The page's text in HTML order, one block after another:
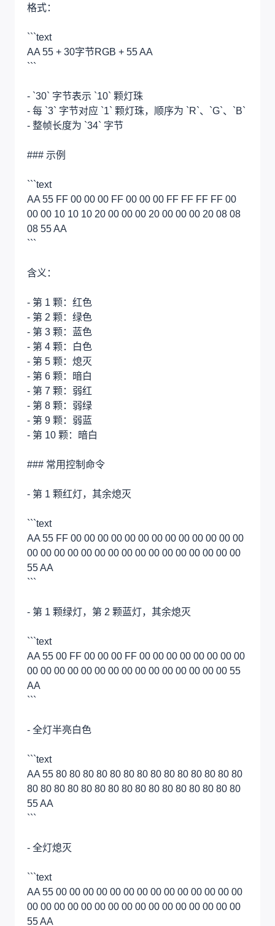
格式：
```text
AA 55 + 30字节RGB + 55 AA
```
- `30` 字节表示 `10` 颗灯珠
- 每 `3` 字节对应 `1` 颗灯珠，顺序为 `R`、`G`、`B`
- 整帧长度为 `34` 字节
### 示例
```text
AA 55 FF 00 00 00 FF 00 00 00 FF FF FF FF 00
00 00 10 10 10 20 00 00 00 20 00 00 00 20 08 08
08 55 AA
```
含义：
- 第 1 颗：红色
- 第 2 颗：绿色
- 第 3 颗：蓝色
- 第 4 颗：白色
- 第 5 颗：熄灭
- 第 6 颗：暗白
- 第 7 颗：弱红
- 第 8 颗：弱绿
- 第 9 颗：弱蓝
- 第 10 颗：暗白
### 常用控制命令
- 第 1 颗红灯，其余熄灭
```text
AA 55 FF 00 00 00 00 00 00 00 00 00 00 00 00 00
00 00 00 00 00 00 00 00 00 00 00 00 00 00 00 00
55 AA
```
- 第 1 颗绿灯，第 2 颗蓝灯，其余熄灭
```text
AA 55 00 FF 00 00 00 FF 00 00 00 00 00 00 00 00
00 00 00 00 00 00 00 00 00 00 00 00 00 00 00 55
AA
```
- 全灯半亮白色
```text
AA 55 80 80 80 80 80 80 80 80 80 80 80 80 80 80
80 80 80 80 80 80 80 80 80 80 80 80 80 80 80 80
55 AA
```
- 全灯熄灭
```text
AA 55 00 00 00 00 00 00 00 00 00 00 00 00 00 00
00 00 00 00 00 00 00 00 00 00 00 00 00 00 00 00
55 AA